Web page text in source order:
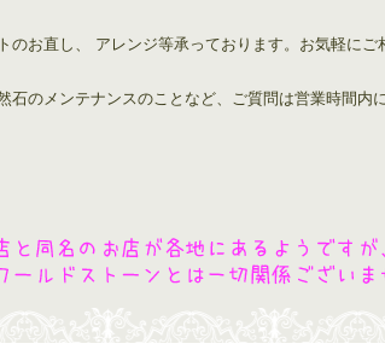
お直し、 アレンジ等承っております。お気軽にご
石のメンテナンスのことなど、ご質問は営業時間内